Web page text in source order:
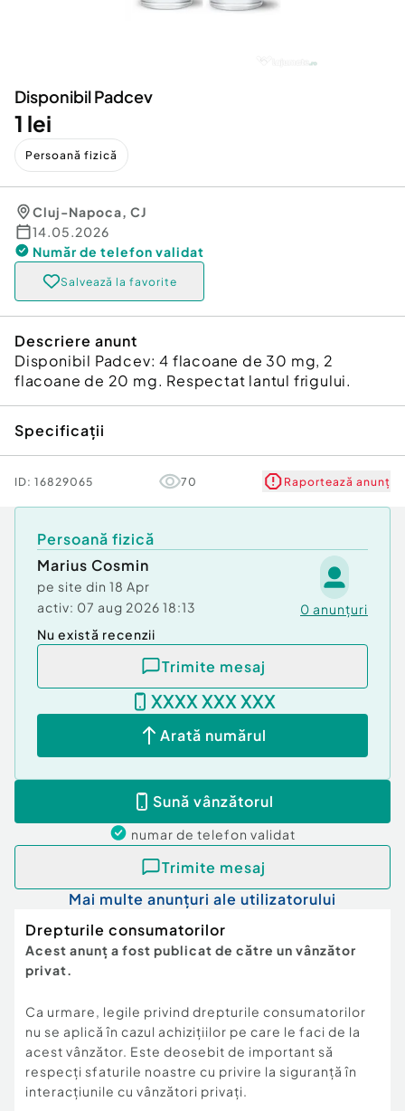
Inchiriere Bunuri si Vehicule
Utilaje agricole si industriale
Disponibil Padcev
1 lei
Persoană fizică
Cluj-Napoca, CJ
14.05.2026
Număr de telefon validat
Salvează la favorite
Descriere anunt
Disponibil Padcev: 4 flacoane de 30 mg, 2
flacoane de 20 mg. Respectat lantul frigului.
Specificații
ID: 16829065 70 Raportează anunț
Persoană fizică
Marius Cosmin
pe site din 18 Apr
activ: 07 aug 2026 18:13 0 anunțuri
Nu există recenzii
Trimite mesaj
XXXX XXX XXX
Arată numărul
Sună vânzătorul
numar de telefon validat
Trimite mesaj
Mai multe anunțuri ale utilizatorului
Drepturile consumatorilor
Acest anunț a fost publicat de către un vânzător
privat.
Ca urmare, legile privind drepturile consumatorilor
nu se aplică în cazul achizițiilor pe care le faci de la
acest vânzător. Este deosebit de important să
respecți sfaturile noastre cu privire la siguranță în
interacțiunile cu vânzători privați.